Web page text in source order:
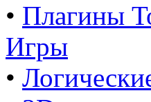
• Плагины
Игры
•